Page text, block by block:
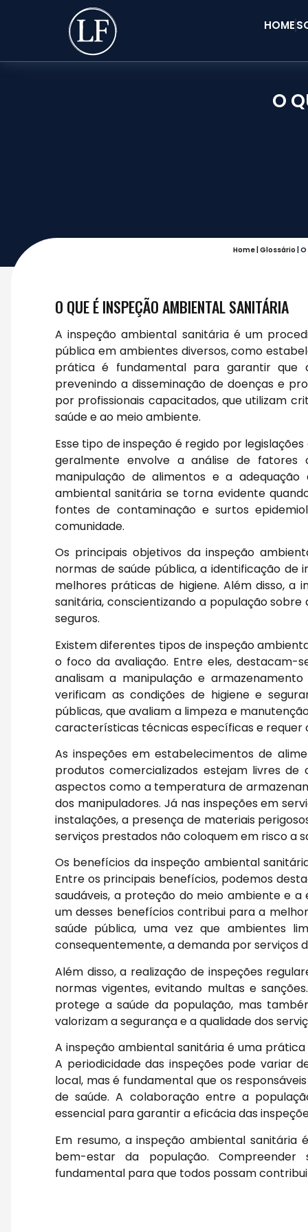
HOME
O
Home| Glossário
O QUE É INSPEÇÃO AMBIENTAL SANITÁRIA
A inspeção ambiental sanitária é um
pública em ambientes diversos, como
prática é fundamental para garantir que
prevenindo a disseminação de doenças e
por profissionais capacitados, que utilizam
saúde e ao meio ambiente.
Esse tipo de inspeção é regido por
geralmente envolve a análise de
manipulação de alimentos e a
ambiental sanitária se torna evidente
fontes de contaminação e surtos
comunidade.
Os principais objetivos da inspeção
normas de saúde pública, a identificação de
melhores práticas de higiene. Além disso, a
sanitária, conscientizando a população
seguros.
Existem diferentes tipos de inspeção
o foco da avaliação. Entre eles, destacam-
analisam a manipulação e
verificam as condições de higiene e
públicas, que avaliam a limpeza e
características técnicas específicas e requer
As inspeções em estabelecimentos de
produtos comercializados estejam livres de
aspectos como a temperatura de
dos manipuladores. Já nas inspeções em
instalações, a presença de materiais
serviços prestados não coloquem em risco a
Os benefícios da inspeção ambiental
Entre os principais benefícios, podemos
saudáveis, a proteção do meio ambiente e
um desses benefícios contribui para a
saúde pública, uma vez que ambientes
consequentemente, a demanda por serviços
Além disso, a realização de inspeções
normas vigentes, evitando multas e
protege a saúde da população, mas
valorizam a segurança e a qualidade dos
A inspeção ambiental sanitária é uma
A periodicidade das inspeções pode variar
local, mas é fundamental que os
de saúde. A colaboração entre a
essencial para garantir a eficácia das
Em resumo, a inspeção ambiental
bem-estar da população.
fundamental para que todos possam